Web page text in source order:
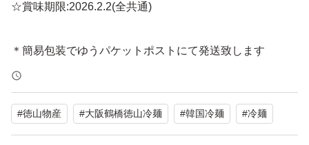
☆賞味期限:2026.2.2(全共通)
＊簡易包装でゆうパケットポストにて発送致します
万が一配送中に液漏れ等破損が発生した場合にも保証は
致しかねます。ご了承下さいませ。
＊本商品はお値下げ不可です
#徳山物産 #大阪鶴橋徳山冷麺 #韓国冷麺 #冷麺